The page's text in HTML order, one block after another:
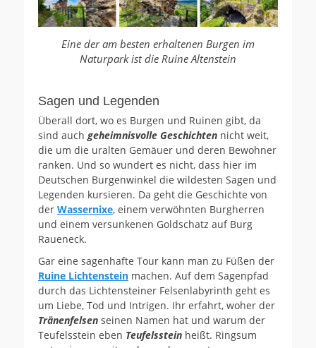
Eine der am besten erhaltenen Burgen im
Naturpark ist die Ruine Altenstein
Sagen und Legenden
Überall dort, wo es Burgen und Ruinen gibt, da
sind auch geheimnisvolle Geschichten nicht weit,
die um die uralten Gemäuer und deren Bewohner
ranken. Und so wundert es nicht, dass hier im
Deutschen Burgenwinkel die wildesten Sagen und
Legenden kursieren. Da geht die Geschichte von
der Wassernixe, einem verwöhnten Burgherren
und einem versunkenen Goldschatz auf Burg
Raueneck.
Gar eine sagenhafte Tour kann man zu Füßen der
Ruine Lichtenstein machen. Auf dem Sagenpfad
durch das Lichtensteiner Felsenlabyrinth geht es
um Liebe, Tod und Intrigen. Ihr erfahrt, woher der
Tränenfelsen seinen Namen hat und warum der
Teufelsstein eben Teufelsstein heißt. Ringsum